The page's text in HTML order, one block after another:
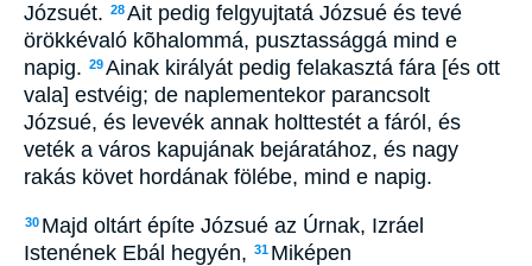
Józsuét. 28Ait pedig felgyujtatá Józsué és tevé
örökkévaló kõhalommá, pusztassággá mind e
napig. 29Ainak királyát pedig felakasztá fára [és ott
vala] estvéig; de naplementekor parancsolt
Józsué, és levevék annak holttestét a fáról, és
veték a város kapujának bejáratához, és nagy
rakás követ hordának fölébe, mind e napig.
30 Majd oltárt építe Józsué az Úrnak, Izráel
Istenének Ebál hegyén, 31 Miképen